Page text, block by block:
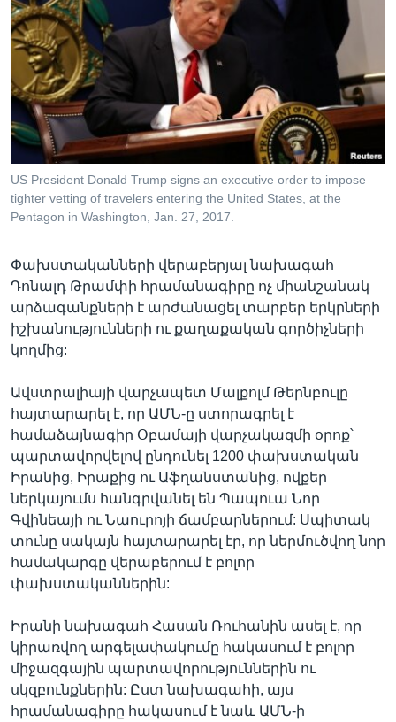
Լեզուներ
US President Donald Trump signs an executive order to impose
tighter vetting of travelers entering the United States, at the
Pentagon in Washington, Jan. 27, 2017.
Փախստականների վերաբերյալ նախագահ
Դոնալդ Թրամփի հրամանագիրը ոչ միանշանակ
արձագանքների է արժանացել տարբեր երկրների
իշխանությունների ու քաղաքական գործիչների
կողմից:
Ավստրալիայի վարչապետ Մալքոլմ Թերնբուլը
հայտարարել է, որ ԱՄՆ-ը ստորագրել է
համաձայնագիր Օբամայի վարչակազմի օրոք՝
պարտավորվելով ընդունել 1200 փախստական
Իրանից, Իրաքից ու Աֆղանստանից, ովքեր
ներկայումս հանգրվանել են Պապուա Նոր
Գվինեայի ու Նաուրոյի ճամբարներում: Սպիտակ
տունը սակայն հայտարարել էր, որ ներմուծվող նոր
համակարգը վերաբերում է բոլոր
փախստականներին:
Իրանի նախագահ Հասան Ռուհանին ասել է, որ
կիրառվող արգելափակումը հակասում է բոլոր
միջազգային պարտավորություններին ու
սկզբունքներին: Ըստ նախագահի, այս
հրամանագիրը հակասում է նաև ԱՄՆ-ի